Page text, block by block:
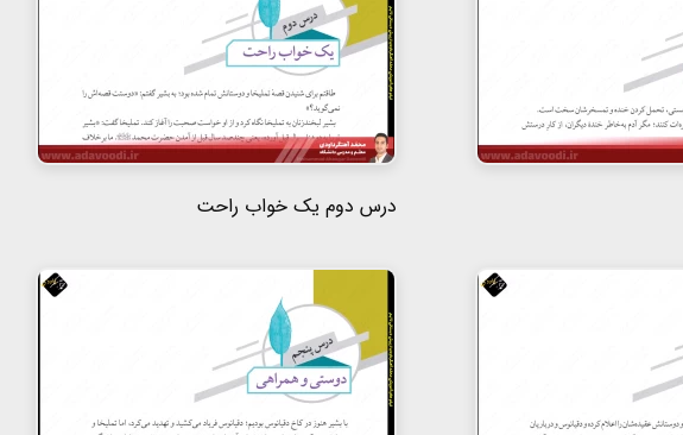
درس دوم یک خواب راحت